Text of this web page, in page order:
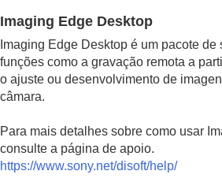
Personalizar a câmara
Visualização
Mudar as definições da câmara
Funções disponíveis com um smartphone
Utilizar um computador
Ligar/desligar a câmara e um
Gerir e editar imagens num
Introdução ao software
(Imaging Edge Desktop/
Imaging Edge Desktop
Imaging Edge Desktop é um pacote
funções como a gravação remota a
o ajuste ou desenvolvimento de
câmara.
Para mais detalhes sobre como usar
consulte a página de apoio.
https://www.sony.net/disoft/help/